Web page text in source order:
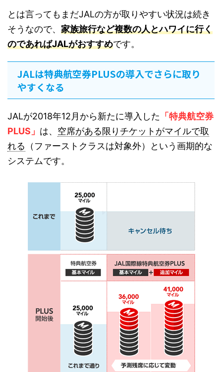
とは言ってもまだJALの方が取りやすい状況は続き
そうなので、 家族旅行など複数の人とハワイに行く
のであればJALがおすすめです。
JALは特典航空券PLUSの導入でさらに取り
やすくなる
JALが2018年12月から新たに導入した 「特典航空券
PLUS」 は、 空席がある限りチケットがマイルで取
れる （ファーストクラスは対象外）という画期的な
システムです。